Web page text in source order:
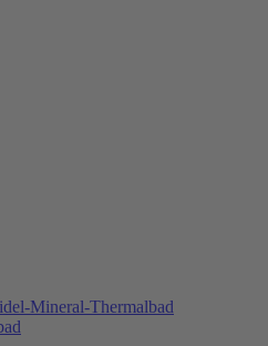
Mineral-Thermalbad